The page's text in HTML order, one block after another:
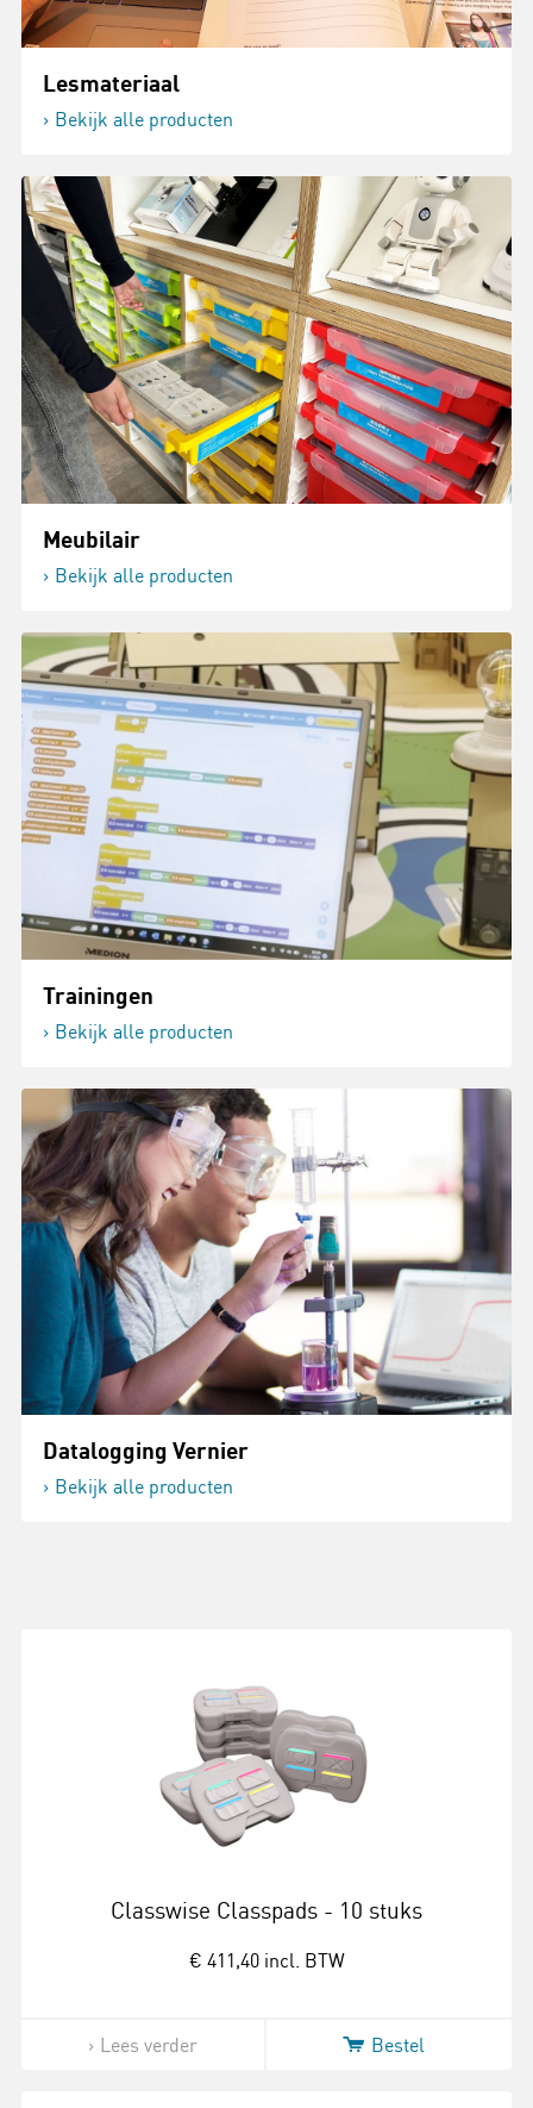
Lesmateriaal
Bekijk alle producten
Meubilair
Bekijk alle producten
Trainingen
Bekijk alle producten
Datalogging Vernier
Bekijk alle producten
Classwise Classpads - 10 stuks
€ 411,40 incl. BTW
Lees verder Bestel